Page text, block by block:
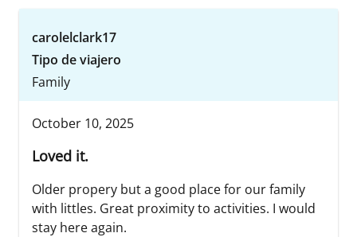
carolelclark17
Tipo de viajero
Family
October 10, 2025
Loved it.
Older propery but a good place for our family
with littles. Great proximity to activities. I would
stay here again.